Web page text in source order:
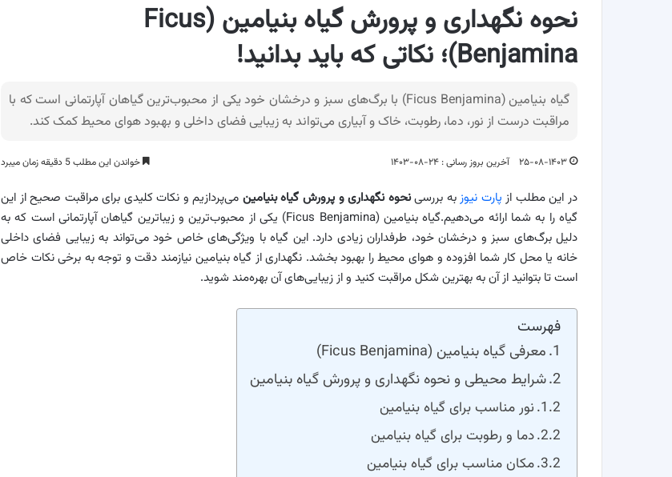
نحوه نگهداری و پرورش گیاه بنیامین (Ficus
Benjamina)؛ نکاتی که باید بدانید!
گیاه بنیامین (Ficus Benjamina) با برگ‌های سبز و درخشان خود یکی از محبوب‌ترین گیاهان آپارتمانی است که با
مراقبت درست از نور، دما، رطوبت، خاک و آبیاری می‌تواند به زیبایی فضای داخلی و بهبود هوای محیط کمک کند.
۲۵-۰۸-۱۴۰۳ آخرین بروز رسانی : ۲۴-۰۸-۱۴۰۳ خواندن این مطلب 5 دقیقه زمان میبرد
در این مطلب از پارت نیوزبه بررسینحوه نگهداری و پرورش گیاه بنیامین می‌پردازیم و نکات کلیدی برای مراقبت صحیح از این
گیاه را به شما ارائه می‌دهیم.گیاه بنیامین (Ficus Benjamina) یکی از محبوب‌ترین و زیباترین گیاهان آپارتمانی است که به
دلیل برگ‌های سبز و درخشان خود، طرفداران زیادی دارد. این گیاه با ویژگی‌های خاص خود می‌تواند به زیبایی فضای داخلی
خانه یا محل کار شما افزوده و هوای محیط را بهبود بخشد. نگهداری از گیاه بنیامین نیازمند دقت و توجه به برخی نکات خاص
است تا بتوانید از آن به بهترین شکل مراقبت کنید و از زیبایی‌های آن بهره‌مند شوید.
فهرست
معرفی گیاه بنیامین (Ficus Benjamina)
شرایط محیطی و نحوه نگهداری و پرورش گیاه بنیامین
نور مناسب برای گیاه بنیامین
دما و رطوبت برای گیاه بنیامین
مکان مناسب برای گیاه بنیامین